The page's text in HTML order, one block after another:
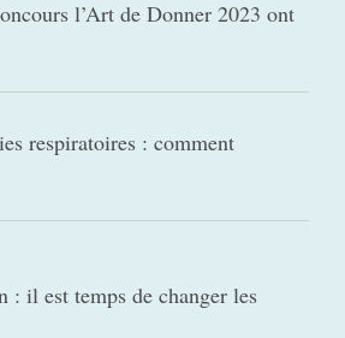
l’Art de Donner 2023 ont
respiratoires : comment
: il est temps de changer les